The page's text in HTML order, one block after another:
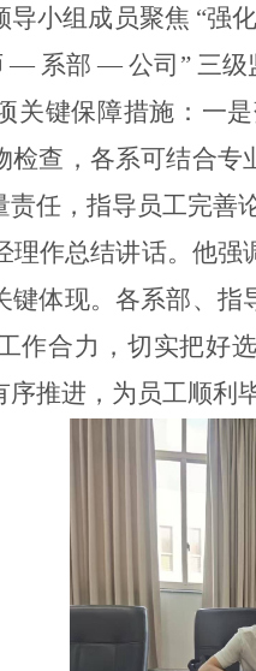
导小组成员聚焦 “强
— 系部 — 公司” 三
关键保障措施：一
检查，各系可结合
任， 指导员工完善
理作总结讲话。他
键体现。各系部、
作合力，切实把好
序推进，为员工顺利